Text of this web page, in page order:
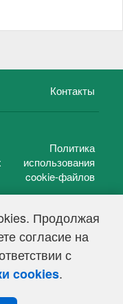
Продолжая
согласие на
с
cookies.
Контакты
Политика
использования
cookie-файлов
77-39848, выдано
связи,
коммуникаций